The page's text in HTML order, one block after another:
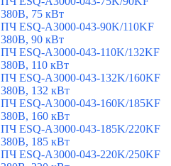
380В, 75 кВт
ПЧ ESQ-A3000-043-90K/110KF
380В, 90 кВт
ПЧ ESQ-A3000-043-110K/132KF
380В, 110 кВт
ПЧ ESQ-A3000-043-132K/160KF
380В, 132 кВт
ПЧ ESQ-A3000-043-160K/185KF
380В, 160 кВт
ПЧ ESQ-A3000-043-185K/220KF
380В, 185 кВт
ПЧ ESQ-A3000-043-220K/250KF